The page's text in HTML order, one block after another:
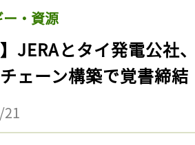
・資源
】JERAとタイ発電公社
ェーン構築で覚書締結